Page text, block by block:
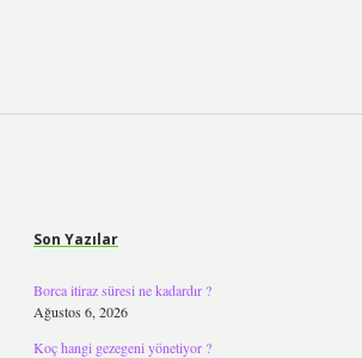
Son Yazılar
Borca itiraz süresi ne kadardır ?
Ağustos 6, 2026
Koç hangi gezegeni yönetiyor ?